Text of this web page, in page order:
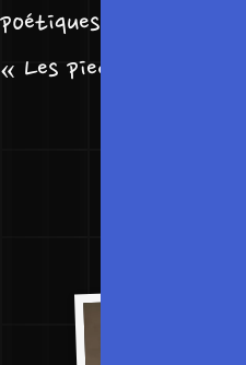
poétiques). Auteur
« Les pieds sur